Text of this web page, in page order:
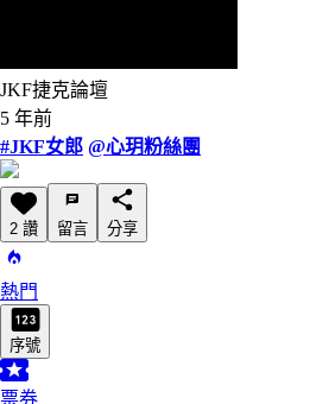
JKF捷克論壇
5 年前
#JKF女郎 @心玥粉絲團
2 讚 留言 分享
熱門
序號
票券